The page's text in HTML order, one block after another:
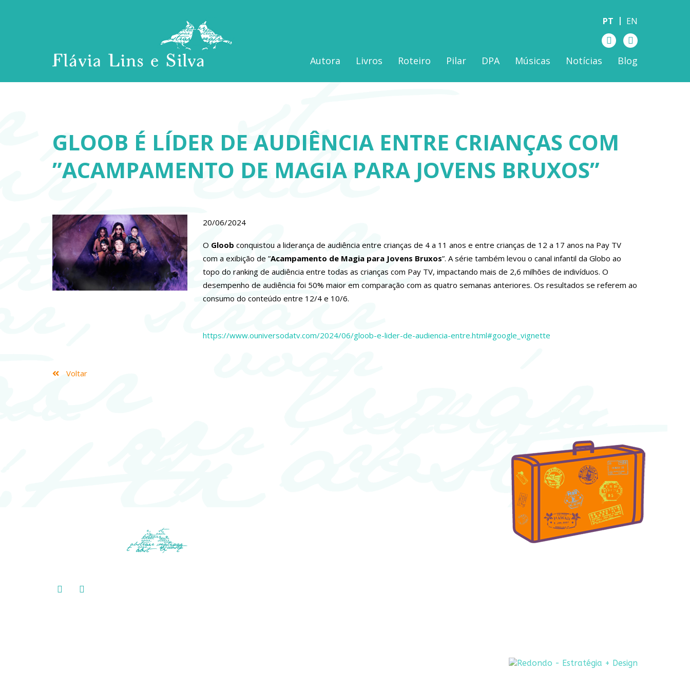
PT EN
Autora Livros Roteiro Pilar DPA Músicas Notícias Blog
GLOOB É LÍDER DE AUDIÊNCIA ENTRE CRIANÇAS COM
”ACAMPAMENTO DE MAGIA PARA JOVENS BRUXOS”
20/06/2024
O Gloob conquistou a liderança de audiência entre crianças de 4 a 11 anos e entre crianças de 12 a 17 anos na Pay TV
com a exibição de ”Acampamento de Magia para Jovens Bruxos”. A série também levou o canal infantil da Globo ao
topo do ranking de audiência entre todas as crianças com Pay TV, impactando mais de 2,6 milhões de indivíduos. O
desempenho de audiência foi 50% maior em comparação com as quatro semanas anteriores. Os resultados se referem ao
consumo do conteúdo entre 12/4 e 10/6.
https://www.ouniversodatv.com/2024/06/gloob-e-lider-de-audiencia-entre.html#google_vignette
Voltar